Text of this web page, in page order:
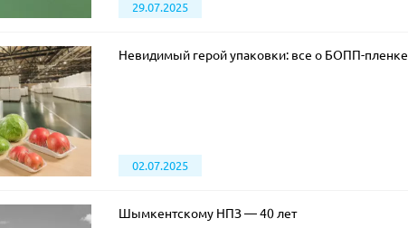
29.07.2025
Невидимый герой упаковки: все о БОПП-пленке
02.07.2025
Шымкентскому НПЗ — 40 лет